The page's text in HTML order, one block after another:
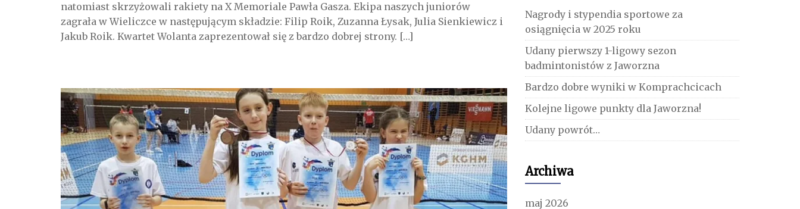
natomiast skrzyżowali rakiety na X Memoriale Pawła Gasza. Ekipa naszych juniorów
zagrała w Wieliczce w następującym składzie: Filip Roik, Zuzanna Łysak, Julia Sienkiewicz i
Jakub Roik. Kwartet Wolanta zaprezentował się z bardzo dobrej strony. […]
Nagrody i stypendia sportowe za
osiągnięcia w 2025 roku
Udany pierwszy 1-ligowy sezon
badmintonistów z Jaworzna
Bardzo dobre wyniki w Komprachcicach
Kolejne ligowe punkty dla Jaworzna!
Udany powrót…
Archiwa
maj 2026